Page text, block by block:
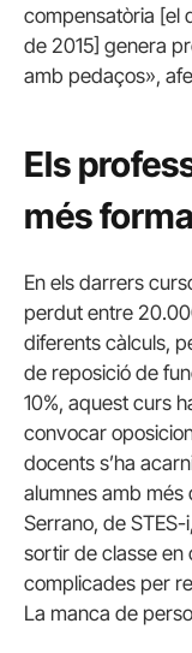
compensatòria [el
de 2015] genera
amb pedaços»,
Els
més
En els darrers
perdut entre
diferents càlculs,
de reposició de
10%, aquest curs
convocar
docents s’ha
alumnes amb més
Serrano, de
sortir de classe en
complicades per
La manca de